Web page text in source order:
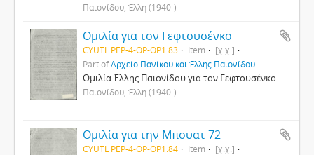
Παιονίδου, Έλλη (1940-)
Ομιλία για τον Γεφτουσένκο
CYUTL PEP-4-OP-OP1.83 Item
[χ.χ.]
Part ofΑρχείο Πανίκου και Έλλης Παιονίδου
Ομιλία Έλλης Παιονίδου για τον Γεφτουσένκο.
Παιονίδου, Έλλη (1940-)
Ομιλία για την Μπουατ 72
CYUTL PEP-4-OP-OP1.84 Item
[χ.χ.]